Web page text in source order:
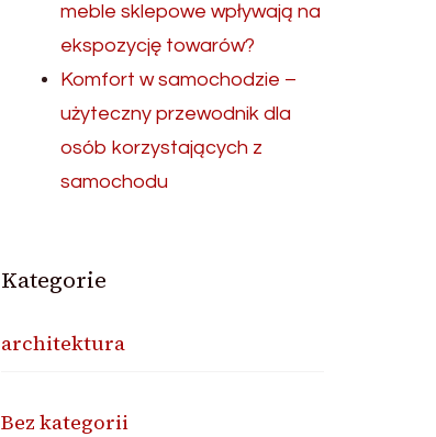
meble sklepowe wpływają na
ekspozycję towarów?
Komfort w samochodzie –
użyteczny przewodnik dla
osób korzystających z
samochodu
Kategorie
architektura
Bez kategorii